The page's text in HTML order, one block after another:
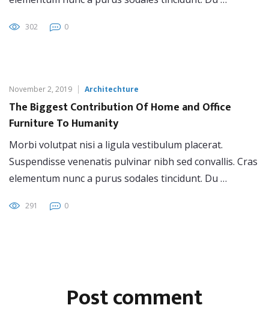
302 0
November 2, 2019 Architechture
The Biggest Contribution Of Home and Office
Furniture To Humanity
Morbi volutpat nisi a ligula vestibulum placerat.
Suspendisse venenatis pulvinar nibh sed convallis. Cras
elementum nunc a purus sodales tincidunt. Du …
291 0
Post comment